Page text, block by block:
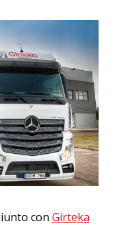
con Girteka